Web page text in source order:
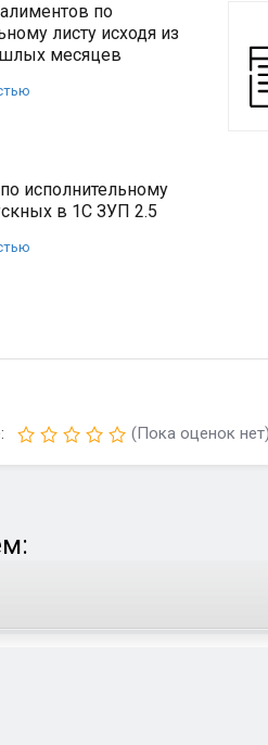
по
листу исходя из
месяцев
исполнительному
в 1С ЗУП 2.5
(Пока оценок нет)